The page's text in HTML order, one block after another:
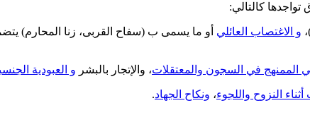
كالتالي:
و الاغتصاب العائلي أو ما يسمى ب (سفاح القربى، زنا المحارم)
الممنهج في السجون والمعتقلات، والإتجار بالبشر و العبودية
النزوح واللجوء، ونكاح الجهاد.